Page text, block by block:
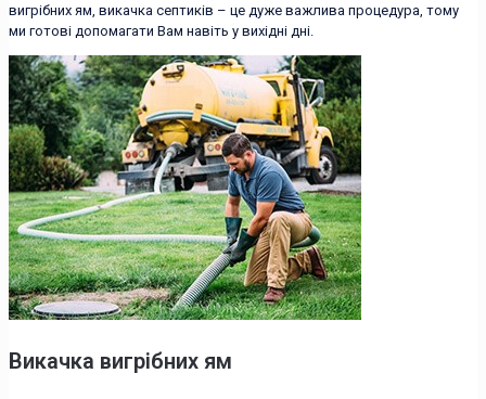
вигрібних ям, викачка септиків – це дуже важлива процедура, тому
ми готові допомагати Вам навіть у вихідні дні.
Викачка вигрібних ям